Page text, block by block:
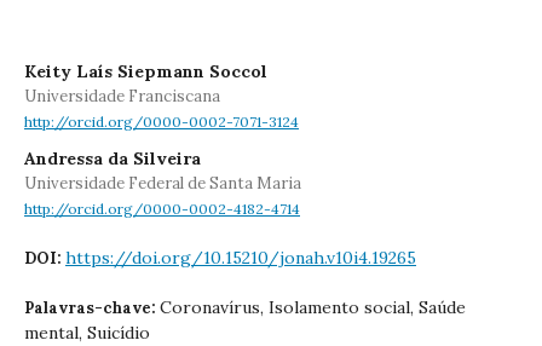
Keity Laís Siepmann Soccol
Universidade Franciscana
http://orcid.org/0000-0002-7071-3124
Andressa da Silveira
Universidade Federal de Santa Maria
http://orcid.org/0000-0002-4182-4714
DOI: https://doi.org/10.15210/jonah.v10i4.19265
Palavras-chave: Coronavírus, Isolamento social, Saúde
mental, Suicídio